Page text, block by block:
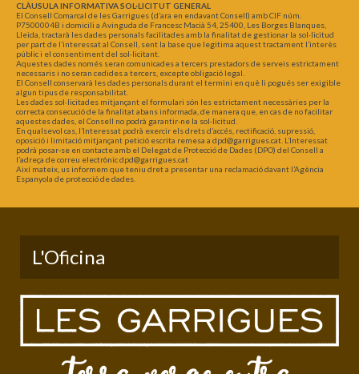
CLÀUSULA INFORMATIVA SOL·LICITUT GENERAL
El Consell Comarcal de les Garrigues (d’ara en endavant Consell) amb CIF núm.
P7500004B i domicili a Avinguda de Francesc Macià 54, 25400, Les Borges Blanques,
Lleida, tractarà les dades personals facilitades amb la finalitat de gestionar la sol·licitud
per part de l’interessat al Consell, sent la base que legitima aquest tractament l’interès
públic i el consentiment del sol·licitant.
Aquestes dades només seran comunicades a tercers prestadors de serveis estrictament
necessaris i no seran cedides a tercers, excepte obligació legal.
El Consell conservarà les dades personals durant el termini en què li pogués ser exigible
algun tipus de responsabilitat.
Les dades sol·licitades mitjançant el formulari són les estrictament necessàries per la
correcta consecució de la finalitat abans informada, de manera que, en cas de no facilitar
aquestes dades, el Consell no podrà garantir-ne la sol·licitud.
En qualsevol cas, l’Interessat podrà exercir els drets d’accés, rectificació, supressió,
oposició i limitació mitjançant petició escrita remesa a dpd@garrigues.cat. L’Interessat
podrà posar-se en contacte amb el Delegat de Protecció de Dades (DPO) del Consell a
l’adreça de correu electrònic dpd@garrigues.cat
Així mateix, us informem que teniu dret a presentar una reclamació davant l’Agència
Espanyola de protecció de dades.
L'Oficina